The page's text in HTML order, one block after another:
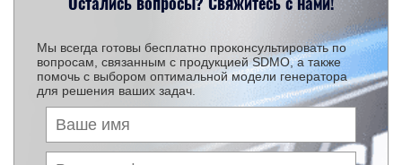
Мы всегда готовы бесплатно проконсультировать по
вопросам, связанным с продукцией SDMO, а также
помочь с выбором оптимальной модели генератора
для решения ваших задач.